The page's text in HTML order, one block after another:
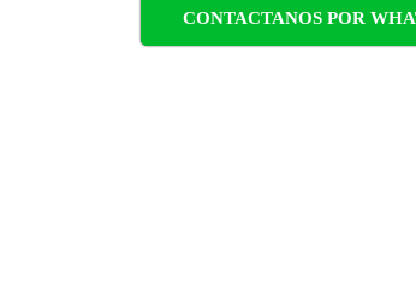
CONTACTANOS POR